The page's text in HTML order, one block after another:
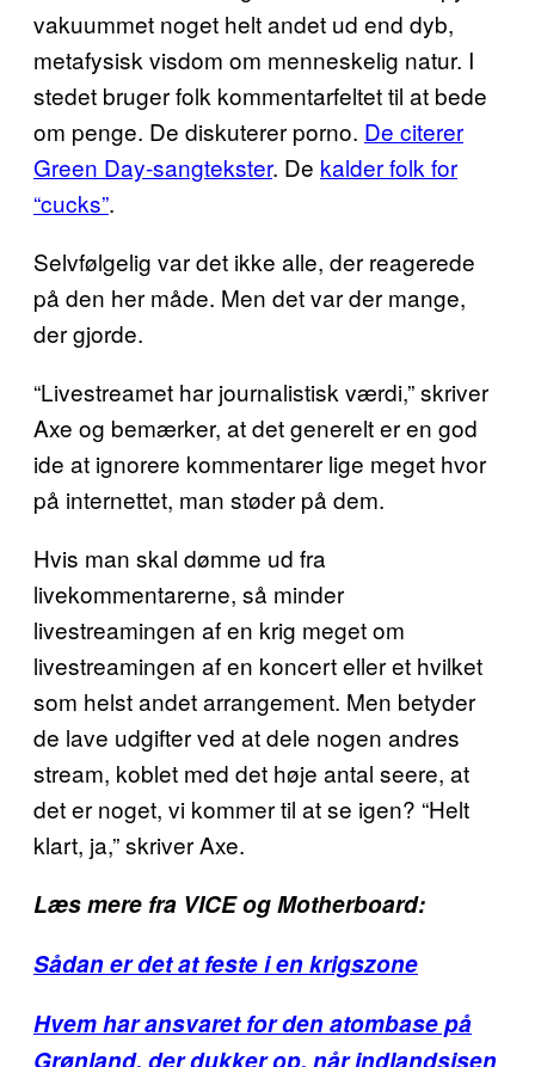
vakuummet noget helt andet ud end dyb,
metafysisk visdom om menneskelig natur. I
stedet bruger folk kommentarfeltet til at bede
om penge. De diskuterer porno. De citerer
Green Day-sangtekster. De kalder folk for
“cucks”.
Selvfølgelig var det ikke alle, der reagerede
på den her måde. Men det var der mange,
der gjorde.
“Livestreamet har journalistisk værdi,” skriver
Axe og bemærker, at det generelt er en god
ide at ignorere kommentarer lige meget hvor
på internettet, man støder på dem.
Hvis man skal dømme ud fra
livekommentarerne, så minder
livestreamingen af en krig meget om
livestreamingen af en koncert eller et hvilket
som helst andet arrangement. Men betyder
de lave udgifter ved at dele nogen andres
stream, koblet med det høje antal seere, at
det er noget, vi kommer til at se igen? “Helt
klart, ja,” skriver Axe.
Læs mere fra VICE og Motherboard:
Sådan er det at feste i en krigszone
Hvem har ansvaret for den atombase på
Grønland, der dukker op, når indlandsisen